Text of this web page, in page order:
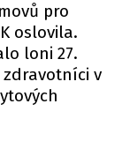
pro
oslovila.
loni 27.
zdravotníci v